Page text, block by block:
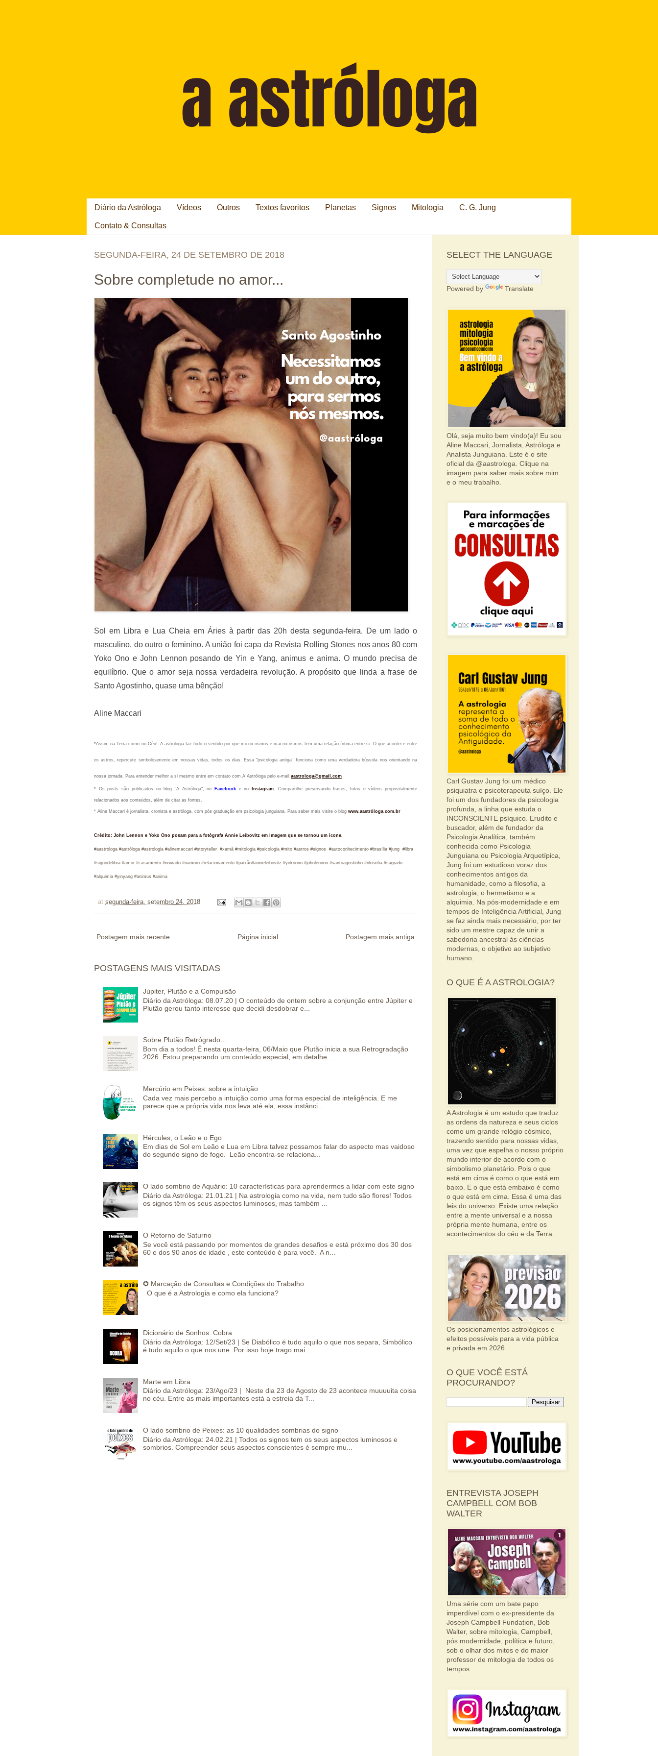
Diário da Astróloga Vídeos Outros Textos favoritos Planetas Signos Mitologia C. G. Jung
Contato & Consultas
SEGUNDA-FEIRA, 24 DE SETEMBRO DE 2018
Sobre completude no amor...
Sol em Libra e Lua Cheia em Áries à partir das 20h desta segunda-feira. De um lado o
masculino, do outro o feminino. A união foi capa da Revista Rolling Stones nos anos 80 com
Yoko Ono e John Lennon posando de Yin e Yang, animus e anima. O mundo precisa de
equilíbrio. Que o amor seja nossa verdadeira revolução. A propósito que linda a frase de
Santo Agostinho, quase uma bênção!
Aline Maccari
*Assim na Terra como no Céu! A astrologia faz todo o sentido por que microcosmos e macrocosmos tem uma relação íntima entre si. O que acontece entre
os astros, repercute simbolicamente em nossas vidas, todos os dias. Essa "psicologia antiga" funciona como uma verdadeira bússola nos orientando na
nossa jornada. Para entender melhor a si mesmo entre em contato com A Astróloga pelo e-mail aastrologa@gmail.com
* Os posts são publicados no blog "A Astróloga", no Facebook e no Instagram Compartilhe preservando frases, fotos e vídeos propositalmente
relacionados aos conteúdos, além de citar as fontes.
* Aline Maccari é jornalista, cronista e astróloga, com pós graduação em psicologia junguiana. Para saber mais visite o blog www.aastróloga.com.br
Crédito: John Lennon e Yoko Ono posam para a fotógrafa Annie Leibovitz em imagem que se tornou um ícone.
#aastróloga #astróloga #astrologia #alinemaccari #storyteller #xamã #mitologia #psicologia #mito #astros #signos #autoconhecimento #brasília #jung #libra
#signodelibra #amor #casamento #noivado #namoro #relacionamento #paixão#annieleibovitz #yokoono #johnlennon #santoagostinho #rilosofia #sagrado
#alquimia #yinyang #animus #anima
at segunda-feira, setembro 24, 2018
Postagem mais recente Postagem mais antiga
Página inicial
POSTAGENS MAIS VISITADAS
Júpiter, Plutão e a Compulsão
Diário da Astróloga: 08.07.20 | O conteúdo de ontem sobre a conjunção entre Júpiter e
Plutão gerou tanto interesse que decidi desdobrar e...
Sobre Plutão Retrógrado...
Bom dia a todos! É nesta quarta-feira, 06/Maio que Plutão inicia a sua Retrogradação
2026. Estou preparando um conteúdo especial, em detalhe...
Mercúrio em Peixes: sobre a intuição
Cada vez mais percebo a intuição como uma forma especial de inteligência. E me
parece que a própria vida nos leva até ela, essa instânci...
Hércules, o Leão e o Ego
Em dias de Sol em Leão e Lua em Libra talvez possamos falar do aspecto mas vaidoso
do segundo signo de fogo. Leão encontra-se relaciona...
O lado sombrio de Aquário: 10 características para aprendermos a lidar com este signo
Diário da Astróloga: 21.01.21 | Na astrologia como na vida, nem tudo são flores! Todos
os signos têm os seus aspectos luminosos, mas também ...
O Retorno de Saturno
Se você está passando por momentos de grandes desafios e está próximo dos 30 dos
60 e dos 90 anos de idade , este conteúdo é para você. A n...
✪ Marcação de Consultas e Condições do Trabalho
O que é a Astrologia e como ela funciona?
Dicionário de Sonhos: Cobra
Diário da Astróloga: 12/Set/23 | Se Diabólico é tudo aquilo o que nos separa, Simbólico
é tudo aquilo o que nos une. Por isso hoje trago mai...
Marte em Libra
Diário da Astróloga: 23/Ago/23 | Neste dia 23 de Agosto de 23 acontece muuuuita coisa
no céu. Entre as mais importantes está a estreia da T...
O lado sombrio de Peixes: as 10 qualidades sombrias do signo
Diário da Astróloga: 24.02.21 | Todos os signos tem os seus aspectos luminosos e
sombrios. Compreender seus aspectos conscientes é sempre mu...
SELECT THE LANGUAGE
Powered by Translate
Olá, seja muito bem vindo(a)! Eu sou
Aline Maccari, Jornalista, Astróloga e
Analista Junguiana. Este é o site
oficial da @aastrologa. Clique na
imagem para saber mais sobre mim
e o meu trabalho.
Carl Gustav Jung foi um médico
psiquiatra e psicoterapeuta suíço. Ele
foi um dos fundadores da psicologia
profunda, a linha que estuda o
INCONSCIENTE psíquico. Erudito e
buscador, além de fundador da
Psicologia Analítica, também
conhecida como Psicologia
Junguiana ou Psicologia Arquetípica,
Jung foi um estudioso voraz dos
conhecimentos antigos da
humanidade, como a filosofia, a
astrologia, o hermetismo e a
alquimia. Na pós-modernidade e em
tempos de Inteligência Artificial, Jung
se faz ainda mais necessário, por ter
sido um mestre capaz de unir a
sabedoria ancestral às ciências
modernas, o objetivo ao subjetivo
humano.
O QUE É A ASTROLOGIA?
A Astrologia é um estudo que traduz
as ordens da natureza e seus ciclos
como um grande relógio cósmico,
trazendo sentido para nossas vidas,
uma vez que espelha o nosso próprio
mundo interior de acordo com o
simbolismo planetário. Pois o que
está em cima é como o que está em
baixo. E o que está embaixo é como
o que está em cima. Essa é uma das
leis do universo. Existe uma relação
entre a mente universal e a nossa
própria mente humana, entre os
acontecimentos do céu e da Terra.
Os posicionamentos astrológicos e
efeitos possíveis para a vida pública
e privada em 2026
O QUE VOCÊ ESTÁ
PROCURANDO?
ENTREVISTA JOSEPH
CAMPBELL COM BOB
WALTER
Uma série com um bate papo
imperdível com o ex-presidente da
Joseph Campbell Fundation, Bob
Walter, sobre mitologia, Campbell,
pós modernidade, política e futuro,
sob o olhar dos mitos e do maior
professor de mitologia de todos os
tempos